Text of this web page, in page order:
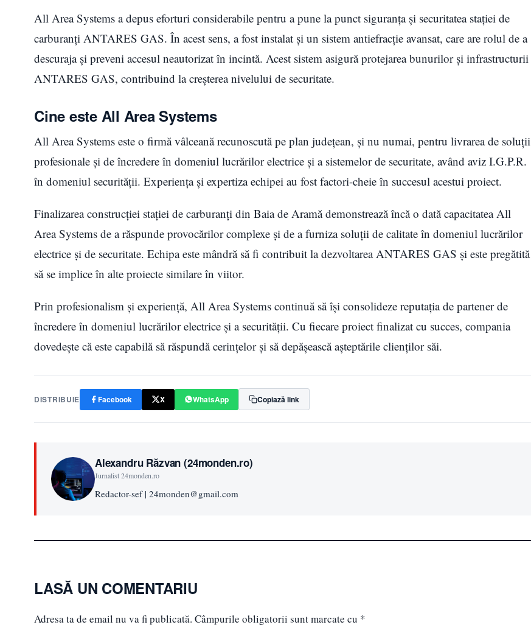
All Area Systems a depus eforturi considerabile pentru a pune la punct siguranța și securitatea stației de
carburanți ANTARES GAS. În acest sens, a fost instalat și un sistem antiefracție avansat, care are rolul de a
descuraja și preveni accesul neautorizat în incintă. Acest sistem asigură protejarea bunurilor și infrastructurii
ANTARES GAS, contribuind la creșterea nivelului de securitate.
Cine este All Area Systems
All Area Systems este o firmă vâlceană recunoscută pe plan judeţean, şi nu numai, pentru livrarea de soluții
profesionale și de încredere în domeniul lucrărilor electrice şi a sistemelor de securitate, având aviz I.G.P.R.
în domeniul securităţii. Experiența și expertiza echipei au fost factori-cheie în succesul acestui proiect.
Finalizarea construcției stației de carburanți din Baia de Aramă demonstrează încă o dată capacitatea All
Area Systems de a răspunde provocărilor complexe și de a furniza soluții de calitate în domeniul lucrărilor
electrice şi de securitate. Echipa este mândră să fi contribuit la dezvoltarea ANTARES GAS și este pregătită
să se implice în alte proiecte similare în viitor.
Prin profesionalism și experienţă, All Area Systems continuă să îşi consolideze reputația de partener de
încredere în domeniul lucrărilor electrice şi a securităţii. Cu fiecare proiect finalizat cu succes, compania
dovedește că este capabilă să răspundă cerințelor și să depășească așteptările clienților săi.
DISTRIBUIE Facebook X WhatsApp Copiază link
Alexandru Răzvan (24monden.ro)
Jurnalist 24monden.ro
Redactor-sef | 24monden@gmail.com
LASĂ UN COMENTARIU
Adresa ta de email nu va fi publicată. Câmpurile obligatorii sunt marcate cu *